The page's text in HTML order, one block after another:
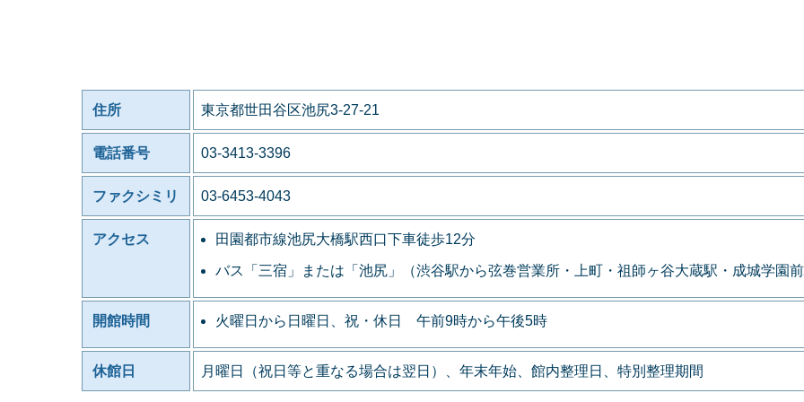
住所 東京都世田谷区池尻3-27-21
電話番号 03-3413-3396
ファクシミリ 03-6453-4043
アクセス 田園都市線池尻大橋駅西口下車徒歩12分
バス「三宿」または「池尻」（渋谷駅から弦巻営業所・上町・祖師ヶ谷大蔵駅・成城学園
開館時間 火曜日から日曜日、祝・休日 午前9時から午後5時
休館日 月曜日（祝日等と重なる場合は翌日）、年末年始、館内整理日、特別整理期間